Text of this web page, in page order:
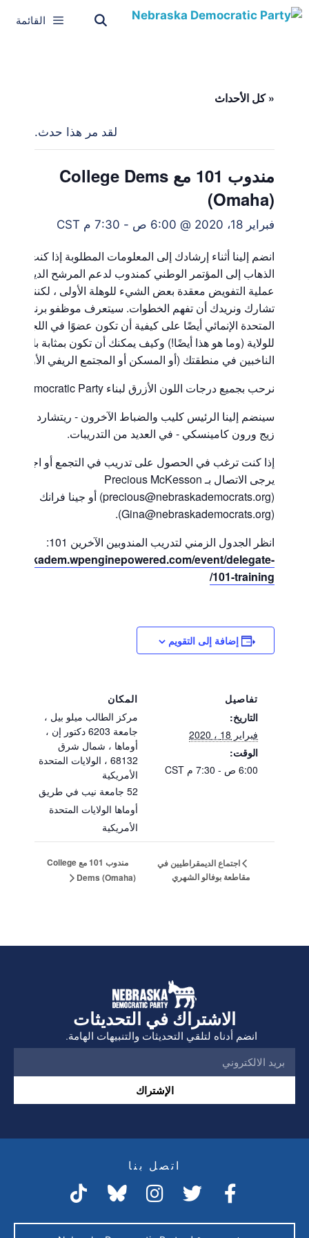
القائمة
« كل الأحداث
لقد مر هذا حدث.
مندوب 101 مع College Dems
(Omaha)
فبراير 18، 2020 @ 6:00 ص - 7:30 م CST
انضم إلينا أثناء إرشادك إلى المعلومات المطلوبة إذا كنت
الذهاب إلى المؤتمر الوطني كمندوب لدعم المرشح
عملية التفويض معقدة بعض الشيء للوهلة الأولى ، لكننا
تشارك ونريدك أن تفهم الخطوات. سيتعرف موظفو برنامج
المتحدة الإنمائي أيضًا على كيفية أن تكون عضوًا في اللجنة
للولاية (وما هو هذا أيضًا!) وكيف يمكنك أن تكون بمثابة بلوك
الناخبين في منطقتك (أو المسكن أو المجتمع الريفي الأوسع).
نرحب بجميع درجات اللون الأزرق لبناء Nebraska Democratic Party.
سينضم إلينا الرئيس كليب والضباط الآخرون - ريتشارد
زيج ورون كامينسكي - في العديد من التدريبات.
إذا كنت ترغب في الحصول على تدريب في التجمع أو اجتماع
يرجى الاتصال بـ Precious McKesson
(precious@nebraskademocrats.org) أو جينا فرانك
(Gina@nebraskademocrats.org).
انظر الجدول الزمني لتدريب المندوبين الآخرين 101:
event/delegate-
101-training/
إضافة إلى التقويم
تفاصيل
التاريخ:
فبراير 18 ، 2020
الوقت:
6:00 ص - 7:30 م
CST
المكان
مركز الطالب ميلو بيل ،
جامعة 6203 دكتور إن ،
أوماها ، شمال شرق
68132 ، الولايات المتحدة
الأمريكية
52 جامعة نيب في طريق
أوماها الولايات المتحدة
الأمريكية
اجتماع الديمقراطيين في
مقاطعة بوفالو الشهري
مندوب 101 مع College
Dems (Omaha)
الاشتراك في التحديثات
انضم أدناه لتلقي التحديثات والتنبيهات الهامة.
الإشتراك
اتصل بنا